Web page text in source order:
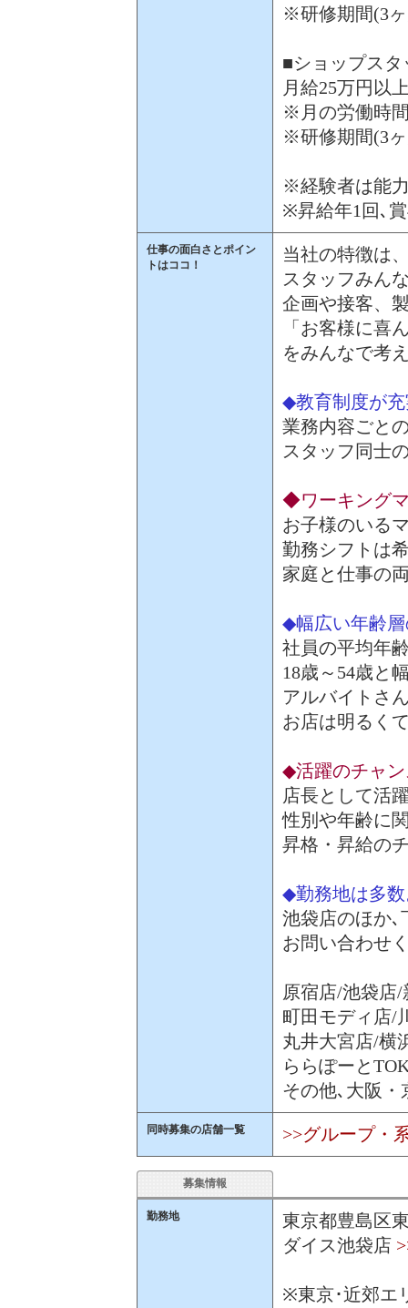
※研修期間(3
■ショップス
月給25万円以
※月の労働時
※研修期間(3
※経験者は能
※昇給年1回､
仕事の面白さとポイン
トはココ！
当社の特徴は
スタッフみん
企画や接客、
「お客様に喜
をみんなで考
◆教育制度が
業務内容ごと
スタッフ同士
◆ワーキング
お子様のいる
勤務シフトは
家庭と仕事の
◆幅広い年齢
社員の平均年
18歳～54歳と
アルバイトさ
お店は明るく
◆活躍のチャ
店長として活
性別や年齢に
昇格・昇給の
◆勤務地は多
池袋店のほか､
お問い合わせ
原宿店/池袋店
町田モディ店/
丸井大宮店/横
ららぽーと
その他､大阪
同時募集の店舗一覧 >>グループ・
募集情報
勤務地
東京都豊島区
ダイス池袋店
※東京･近郊エ